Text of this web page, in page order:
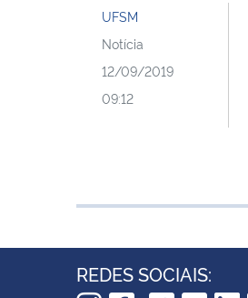
UFSM
Notícia
12/09/2019
09:12
REDES SOCIAIS: